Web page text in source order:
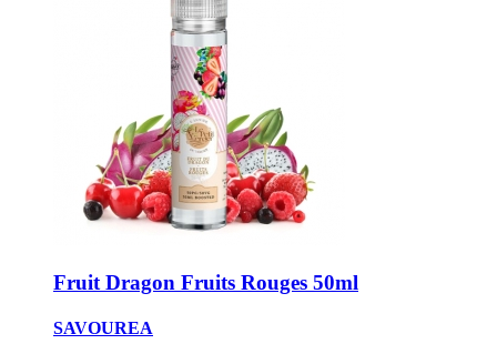
Fruit Dragon Fruits Rouges 50ml
SAVOUREA